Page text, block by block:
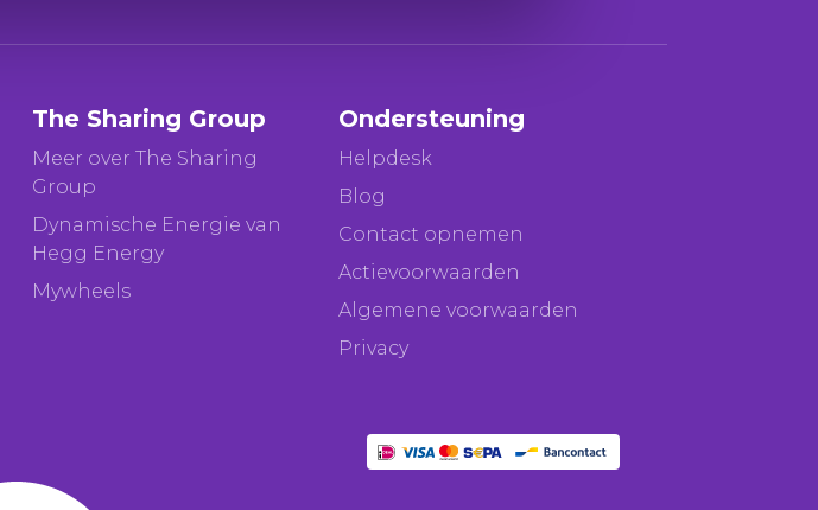
The Sharing Group
Meer over The Sharing
Group
Dynamische Energie van
Hegg Energy
Mywheels
Ondersteuning
Helpdesk
Blog
Contact opnemen
Actievoorwaarden
Algemene voorwaarden
Privacy